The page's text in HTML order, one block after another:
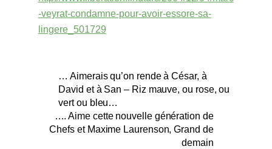
-veyrat-condamne-pour-avoir-essore-sa-
lingere_501729
… Aimerais qu’on rende à César, à
David et à San – Riz mauve, ou rose, ou
vert ou bleu…
…. Aime cette nouvelle génération de
Chefs et Maxime Laurenson, Grand de
demain